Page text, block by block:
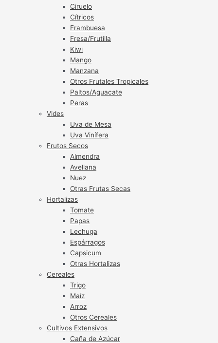
Ciruelo
Cítricos
Frambuesa
Fresa/Frutilla
Kiwi
Mango
Manzana
Otros Frutales Tropicales
Paltos/Aguacate
Peras
Vides
Uva de Mesa
Uva Vinífera
Frutos Secos
Almendra
Avellana
Nuez
Otras Frutas Secas
Hortalizas
Tomate
Papas
Lechuga
Espárragos
Capsicum
Otras Hortalizas
Cereales
Trigo
Maíz
Arroz
Otros Cereales
Cultivos Extensivos
Caña de Azúcar